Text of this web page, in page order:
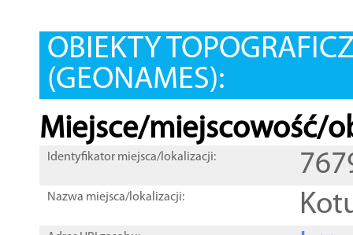
OBIEKTY
(GEONAMES):
Miejsce/miejscowość/
Identyfikator miejsca/lokalizacji:
Nazwa miejsca/lokalizacji: